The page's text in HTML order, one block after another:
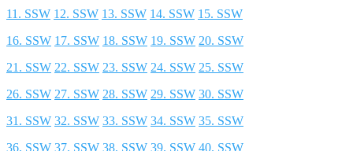
11. SSW 12. SSW 13. SSW 14. SSW 15. SSW
16. SSW 17. SSW 18. SSW 19. SSW 20. SSW
21. SSW 22. SSW 23. SSW 24. SSW 25. SSW
26. SSW 27. SSW 28. SSW 29. SSW 30. SSW
31. SSW 32. SSW 33. SSW 34. SSW 35. SSW
36. SSW 37. SSW 38. SSW 39. SSW 40. SSW